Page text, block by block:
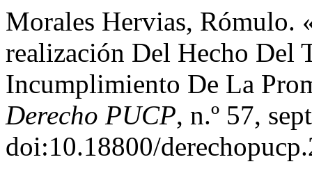
Morales Hervias, Rómulo.
realización Del Hecho Del
Incumplimiento De La
Derecho PUCP, n.º 57,
doi:10.18800/